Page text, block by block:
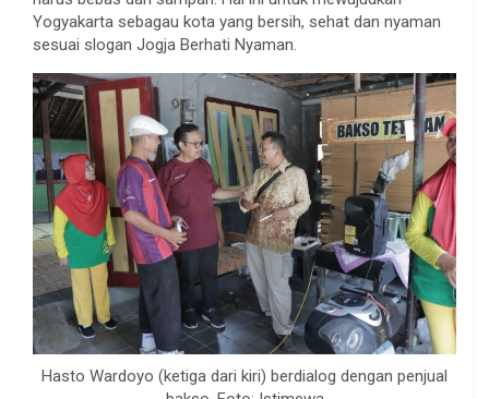
Yogyakarta sebagau kota yang bersih, sehat dan nyaman
sesuai slogan Jogja Berhati Nyaman.
Hasto Wardoyo (ketiga dari kiri) berdialog dengan penjual